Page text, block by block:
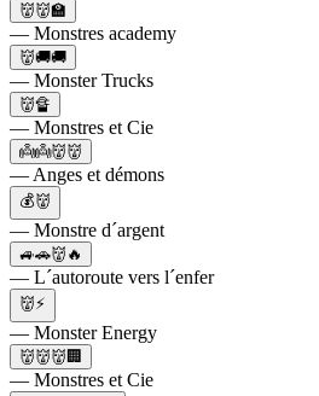
👹👹🏫
— Monstres academy
👹🚚🚚
— Monster Trucks
👹🔏
— Monstres et Cie
👼👼👹👹
— Anges et démons
💰👹
— Monstre d´argent
🚙🚗👹🔥
— L´autoroute vers l´enfer
👹⚡
— Monster Energy
👹👹👹🏢
— Monstres et Cie